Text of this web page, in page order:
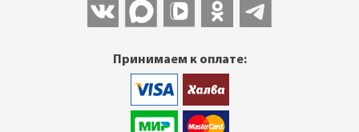
Принимаем к оплате: